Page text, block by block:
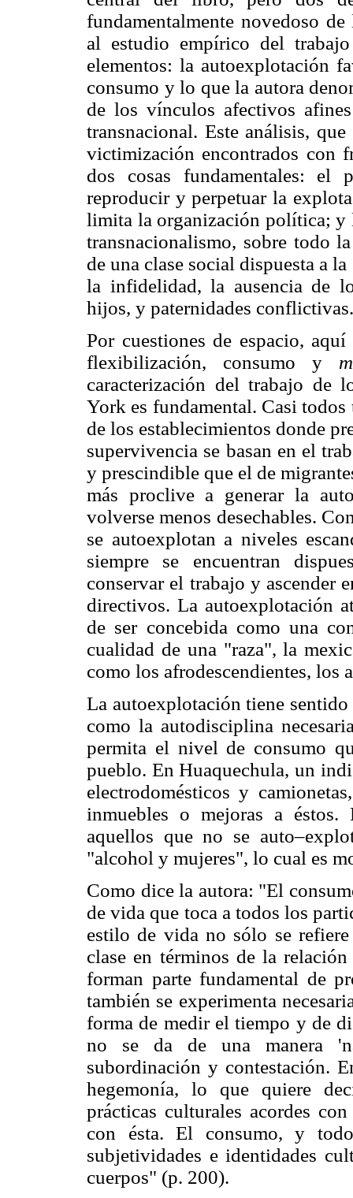
fundamentalmente novedoso
al estudio empírico del
elementos: la autoexplotación
consumo y lo que la autora
de los vínculos afectivos
transnacional. Este análisis,
victimización encontrados con
dos cosas fundamentales: el
reproducir y perpetuar la
limita la organización política; y
transnacionalismo, sobre todo
de una clase social dispuesta a
la infidelidad, la ausencia de
hijos, y paternidades conflictivas.
Por cuestiones de espacio,
flexibilización, consumo y
caracterización del trabajo de
York es fundamental. Casi
de los establecimientos donde
supervivencia se basan en el
y prescindible que el de
más proclive a generar la
volverse menos desechables.
se autoexplotan a niveles
siempre se encuentran
conservar el trabajo y ascender
directivos. La autoexplotación
de ser concebida como una
cualidad de una "raza", la
como los afrodescendientes, los
La autoexplotación tiene
como la autodisciplina
permita el nivel de consumo
pueblo. En Huaquechula, un
electrodomésticos y
inmuebles o mejoras a
aquellos que no se
"alcohol y mujeres", lo cual es
Como dice la autora: "El
de vida que toca a todos los
estilo de vida no sólo se
clase en términos de la
forman parte fundamental de
también se experimenta
forma de medir el tiempo y de
no se da de una manera
subordinación y contestación.
hegemonía, lo que quiere
prácticas culturales acordes
con ésta. El consumo, y
subjetividades e identidades
cuerpos" (p. 200).